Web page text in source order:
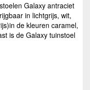
Galaxy antraciet
in lichtgrijs, wit,
de kleuren caramel,
is de Galaxy tuinstoel